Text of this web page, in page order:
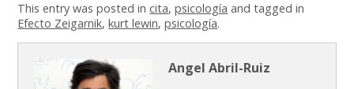
This entry was posted incita,psicología and tagged in
Efecto Zeigarnik,kurt lewin,psicología.
Angel Abril-Ruiz